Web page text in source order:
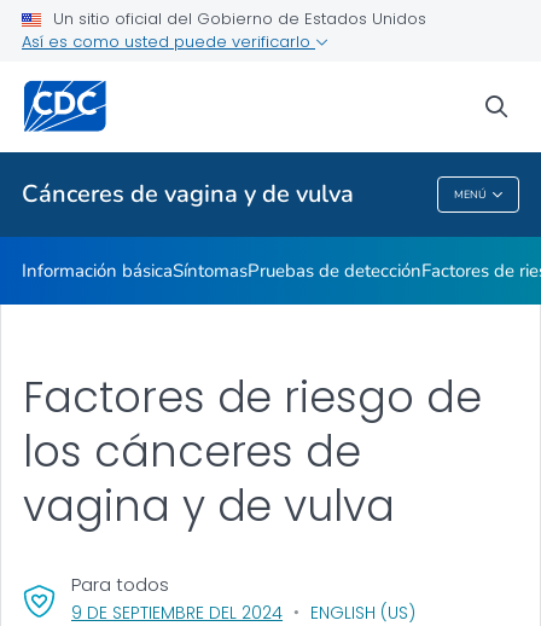
Un sitio oficial del Gobierno de Estados Unidos
Así es como usted puede verificarlo
Cánceres de vagina y de vulva MENÚ
Testimonios de sobrevivientes
Temas relacionados
Cánceres De Vagina Y De Vulva
Información básicaSíntomasPruebas de detecciónFactores de
9 DE SEPTIEMBRE DEL 2024, VISIT LINK FOR DETAILS.
ENGLISH (US)
Para todos
Factores de riesgo de
los cánceres de
vagina y de vulva